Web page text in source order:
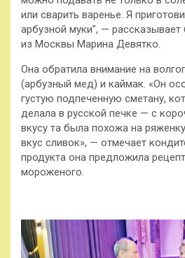
или сварить варенье. Я
арбузной муки", —
из Москвы Марина Девятко.
Она обратила внимание на
(арбузный мед) и каймак. «Он
густую подпеченную сметану,
делала в русской печке — с
вкусу та была похожа на
вкус сливок», — отмечает
продукта она предложила
мороженого.